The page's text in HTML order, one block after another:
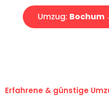
Umzug: Bochum
Erfahrene & günstige